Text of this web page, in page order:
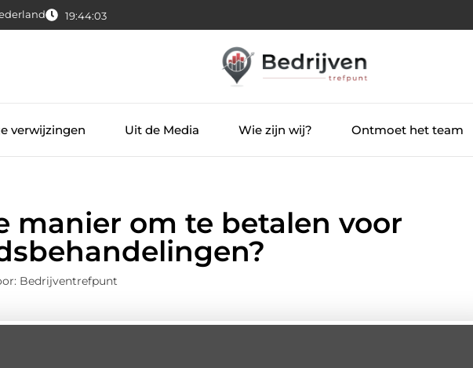
19:44:04
verwijzingen Uit de Media Wie zijn wij? Ontmoet het team
manier om te betalen voor
Bedrijventrefpunt